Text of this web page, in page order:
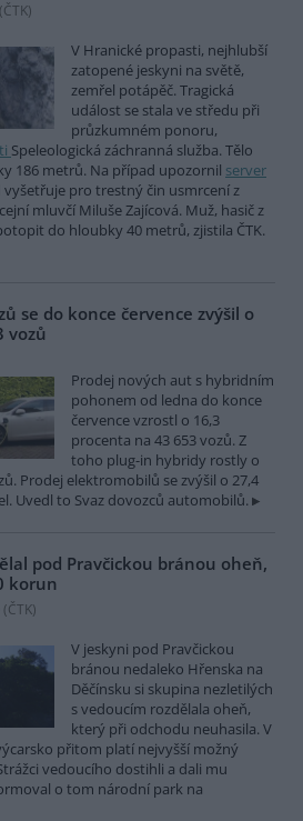
ČTK)
V Hranické propasti, nejhlubší
zatopené jeskyni na světě,
zemřel potápěč. Tragická
událost se stala ve středu při
průzkumném ponoru,
Speleologická záchranná služba. Tělo
186 metrů. Na případ upozornil server
vyšetřuje pro trestný čin usmrcení z
mluvčí Miluše Zajícová. Muž, hasič z
do hloubky 40 metrů, zjistila ČTK.
se do konce července zvýšil o
vozů
Prodej nových aut s hybridním
pohonem od ledna do konce
července vzrostl o 16,3
procenta na 43 653 vozů. Z
toho plug-in hybridy rostly o
Prodej elektromobilů se zvýšil o 27,4
Uvedl to Svaz dovozců automobilů.
pod Pravčickou bránou oheň,
korun
ČTK)
V jeskyni pod Pravčickou
bránou nedaleko Hřenska na
Děčínsku si skupina nezletilých
s vedoucím rozdělala oheň,
který při odchodu neuhasila. V
přitom platí nejvyšší možný
vedoucího dostihli a dali mu
o tom národní park na